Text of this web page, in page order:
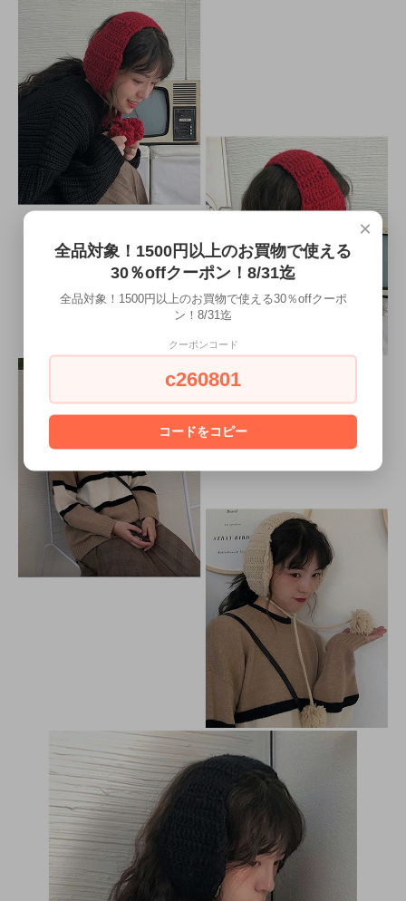
×
全品対象！1500円以上のお買物で使える
30％offクーポン！8/31迄
全品対象！1500円以上のお買物で使える30％offクーポ
ン！8/31迄
クーポンコード
c260801
コードをコピー